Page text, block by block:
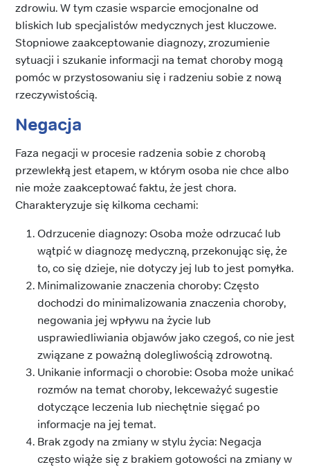
zdrowiu. W tym czasie wsparcie emocjonalne od
bliskich lub specjalistów medycznych jest kluczowe.
Stopniowe zaakceptowanie diagnozy, zrozumienie
sytuacji i szukanie informacji na temat choroby mogą
pomóc w przystosowaniu się i radzeniu sobie z nową
rzeczywistością.
Negacja
Faza negacji w procesie radzenia sobie z chorobą
przewlekłą jest etapem, w którym osoba nie chce albo
nie może zaakceptować faktu, że jest chora.
Charakteryzuje się kilkoma cechami:
Odrzucenie diagnozy: Osoba może odrzucać lub
wątpić w diagnozę medyczną, przekonując się, że
to, co się dzieje, nie dotyczy jej lub to jest pomyłka.
Minimalizowanie znaczenia choroby: Często
dochodzi do minimalizowania znaczenia choroby,
negowania jej wpływu na życie lub
usprawiedliwiania objawów jako czegoś, co nie jest
związane z poważną dolegliwością zdrowotną.
Unikanie informacji o chorobie: Osoba może unikać
rozmów na temat choroby, lekceważyć sugestie
dotyczące leczenia lub niechętnie sięgać po
informacje na jej temat.
Brak zgody na zmiany w stylu życia: Negacja
często wiąże się z brakiem gotowości na zmiany w